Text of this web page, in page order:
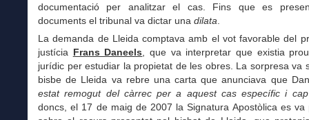
documentació per analitzar el cas. Fins que es
documents el tribunal va dictar una dilata
La demanda de Lleida comptava amb el vot favorable del
justícia Frans Daneels , que va interpretar que existia
jurídic per estudiar la propietat de les obres. La sorpresa va
bisbe de Lleida va rebre una carta que anunciava que
estat remogut del càrrec per a aquest cas específic i
doncs, el 17 de maig de 2007 la Signatura Apostòlica es va